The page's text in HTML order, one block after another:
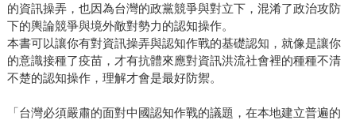
的資訊操弄，也因為台灣的政黨競爭與對立下，混淆了政治攻防
下的輿論競爭與境外敵對勢力的認知操作。
本書可以讓你有對資訊操弄與認知作戰的基礎認知，就像是讓你
的意識接種了疫苗，才有抗體來應對資訊洪流社會裡的種種不清
不楚的認知操作，理解才會是最好防禦。
「台灣必須嚴肅的面對中國認知作戰的議題，在本地建立普遍的